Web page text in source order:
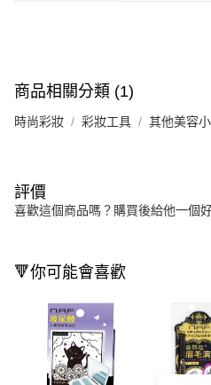
商品相關分類 (1)
時尚彩妝 彩妝工具 其他美容
評價
喜歡這個商品嗎？購買後給他一個
🔻你可能會喜歡